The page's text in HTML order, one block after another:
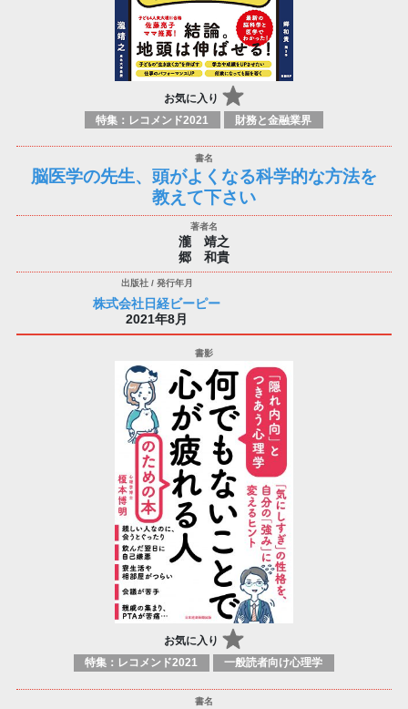
お気に入り
特集：レコメンド2021 財務と金融業界
脳医学の先生、頭がよくなる科学的な方法を
教えて下さい
瀧 靖之
郷 和貴
株式会社日経ビーピー
2021年8月
お気に入り
特集：レコメンド2021 一般読者向け心理学